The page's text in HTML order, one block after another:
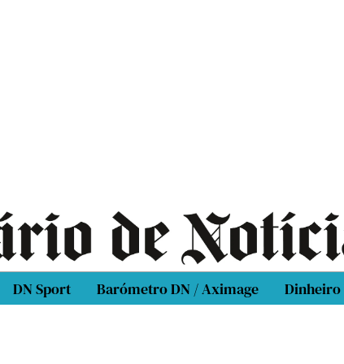
DN Sport Barómetro DN / Aximage Dinheiro